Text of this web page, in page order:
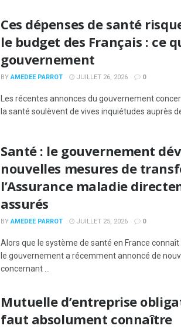
Ces dépenses de santé
le budget des Français : ce
gouvernement
BY AMEDEE PARROT JUILLET 26, 2026 0
Les récentes annonces du gouvernement
la santé soulèvent de vives inquiétudes auprès
Santé : le gouvernement
nouvelles mesures de
l’Assurance maladie
assurés
BY AMEDEE PARROT JUILLET 25, 2026 0
Alors que le système de santé en France
le gouvernement a récemment annoncé de
concernant ...
Mutuelle d’entreprise
faut absolument connaître